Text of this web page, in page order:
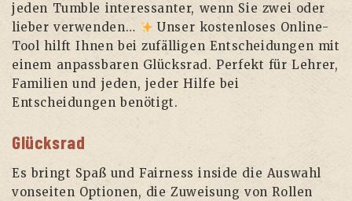
jeden Tumble interessanter, wenn Sie zwei oder
lieber verwenden…
Unser kostenloses Online-
Tool hilft Ihnen bei zufälligen Entscheidungen mit
einem anpassbaren Glücksrad. Perfekt für Lehrer,
Familien und jeden, jeder Hilfe bei
Entscheidungen benötigt.
Glücksrad
Es bringt Spaß und Fairness inside die Auswahl
vonseiten Optionen, die Zuweisung von Rollen